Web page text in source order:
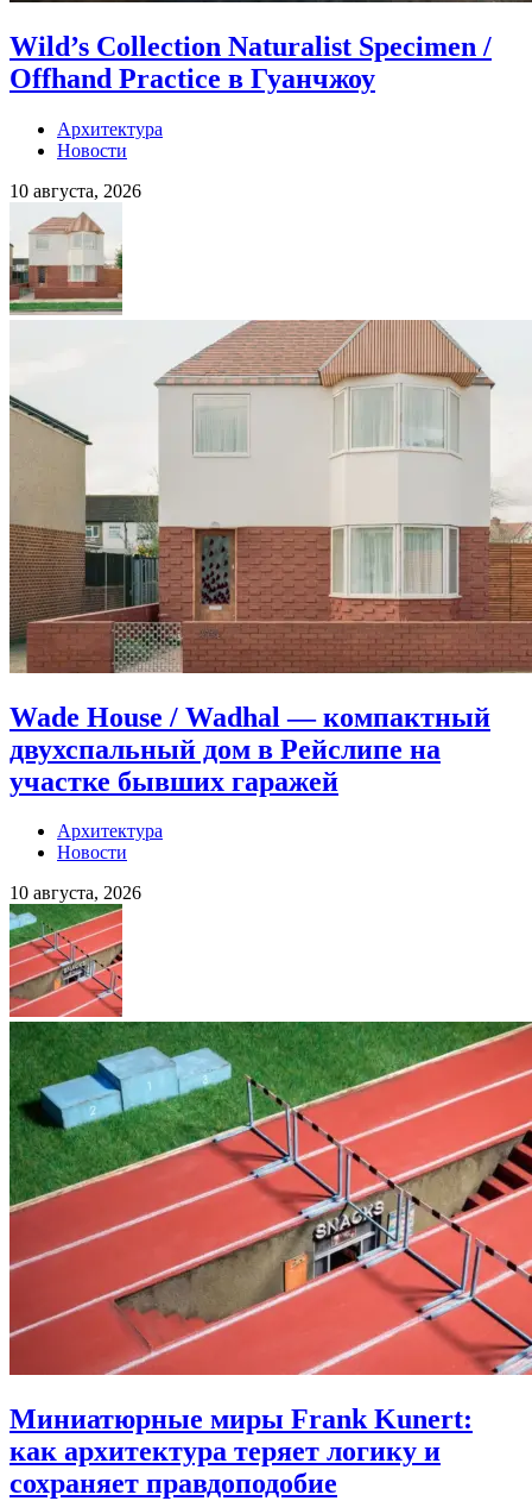
Wild’s Collection Naturalist Specimen /
Offhand Practice в Гуанчжоу
Архитектура
Новости
10 августа, 2026
Wade House / Wadhal — компактный
двухспальный дом в Рейслипе на
участке бывших гаражей
Архитектура
Новости
10 августа, 2026
Миниатюрные миры Frank Kunert:
как архитектура теряет логику и
сохраняет правдоподобие